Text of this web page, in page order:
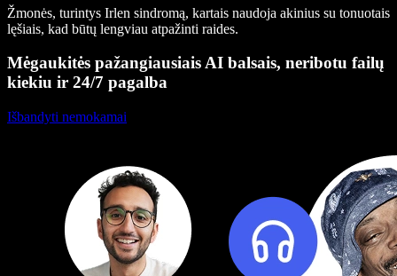
Žmonės, turintys Irlen sindromą, kartais naudoja akinius su tonuotais
lęšiais, kad būtų lengviau atpažinti raides.
Mėgaukitės pažangiausiais AI balsais, neribotu failų
kiekiu ir 24/7 pagalba
Išbandyti nemokamai